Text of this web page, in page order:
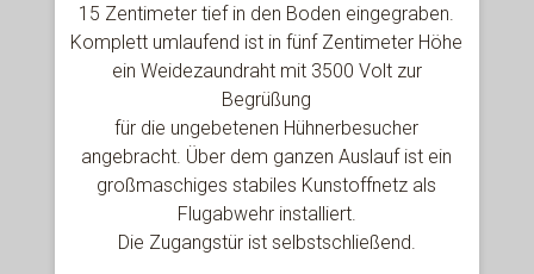
15 Zentimeter tief in den Boden eingegraben.
Komplett umlaufend ist in fünf Zentimeter Höhe
ein Weidezaundraht mit 3500 Volt zur
Begrüßung
für die ungebetenen Hühnerbesucher
angebracht. Über dem ganzen Auslauf ist ein
großmaschiges stabiles Kunstoffnetz als
Flugabwehr installiert.
Die Zugangstür ist selbstschließend.